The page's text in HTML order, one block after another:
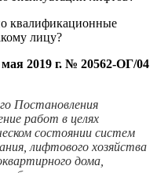
квалификационные
лицу?
мая 2019 г. № 20562-ОГ/04
Постановления
работ в целях
состоянии систем
лифтового хозяйства
дома,